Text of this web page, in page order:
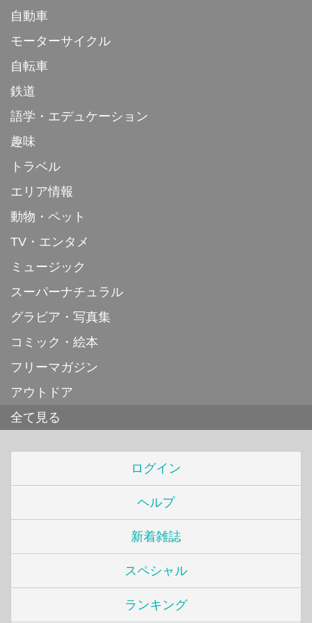
自動車
モーターサイクル
自転車
鉄道
語学・エデュケーション
趣味
トラベル
エリア情報
動物・ペット
TV・エンタメ
ミュージック
スーパーナチュラル
グラビア・写真集
コミック・絵本
フリーマガジン
アウトドア
全て見る
ログイン
ヘルプ
新着雑誌
スペシャル
ランキング